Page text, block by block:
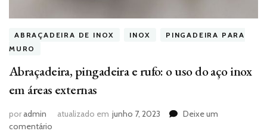
ABRAÇADEIRA DE INOX INOX
PINGADEIRA PARA
MURO
Abraçadeira, pingadeira e rufo: o uso do aço inox
em áreas externas
poradmin atualizado em junho 7, 2023
Deixe um
comentário